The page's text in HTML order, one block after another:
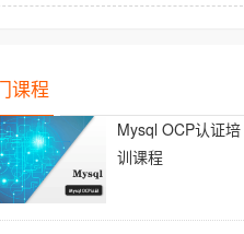
课程
Mysql OCP认证培
训课程